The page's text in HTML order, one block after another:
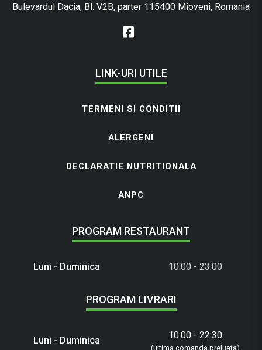
Bulevardul Dacia, Bl. V2B, parter 115400 Mioveni, Romania
LINK-URI UTILE
TERMENI SI CONDITII
ALERGENI
DECLARATIE NUTRITIONALA
ANPC
PROGRAM RESTAURANT
Luni - Duminica 10:00 - 23:00
PROGRAM LIVRARI
Luni - Duminica 10:00 - 22:30
(ultima comanda preluata)